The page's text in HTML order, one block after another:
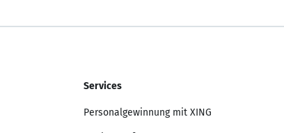
Services
Personalgewinnung mit XING